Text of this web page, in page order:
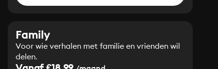
Family
Voor wie verhalen met familie en vrienden wil
delen.